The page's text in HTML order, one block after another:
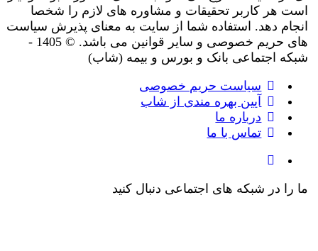
است هر کاربر تحقیقات و مشاوره های لازم را شخصا
انجام دهد. استفاده شما از سایت به معنای پذیرش سیاست
های حریم خصوصی و سایر قوانین می باشد. © 1405 -
شبکه اجتماعی بانک و بورس و بیمه (شاب)
سیاست حریم خصوصی
آیین بهره مندی از شاب
درباره ما
تماس با ما
ما را در شبکه های اجتماعی دنبال کنید